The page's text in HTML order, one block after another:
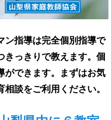
ン指導は完全個別指導で
きっきりで教えます。個
ができます。まずはお気
談をご利用ください。